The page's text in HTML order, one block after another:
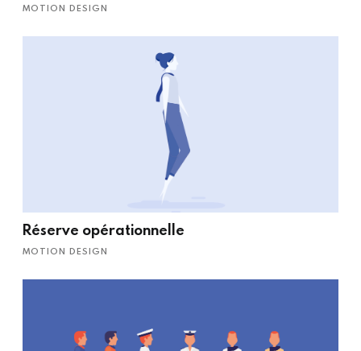
MOTION DESIGN
Réserve opérationnelle
MOTION DESIGN